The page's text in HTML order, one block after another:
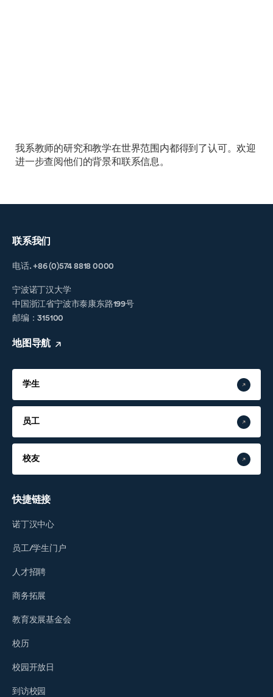
我系教师的研究和教学在世界范围内都得到了认可。欢迎
进一步查阅他们的背景和联系信息。
联系我们
电话. +86 (0)574 8818 0000
宁波诺丁汉大学
中国浙江省宁波市泰康东路199号
邮编：315100
地图导航
学生
员工
校友
快捷链接
诺丁汉中心
员工/学生门户
人才招聘
商务拓展
教育发展基金会
校历
校园开放日
到访校园